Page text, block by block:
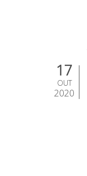
17
OUT
2020